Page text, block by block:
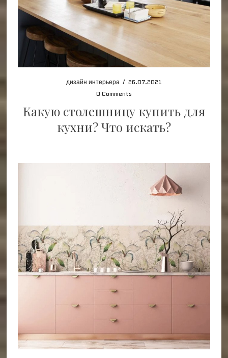
дизайн интерьера / 26.07.2021
0 Comments
Какую столешницу купить для
кухни? Что искать?